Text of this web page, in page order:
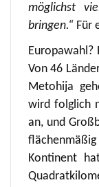
möglichst
bringen.“ Für
Europawahl?
Von 46
Metohija
wird folglich
an, und
Kontinent